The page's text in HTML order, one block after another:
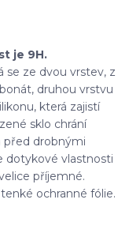
je 9H.
se ze dvou vrstev, z
druhou vrstvu
která zajistí
sklo chrání
před drobnými
dotykové vlastnosti
příjemné.
ochranné fólie.